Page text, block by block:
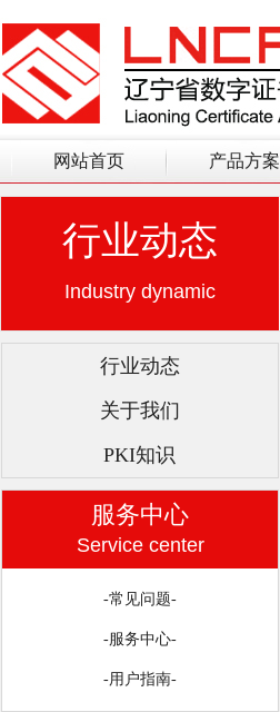
网站首页 产品方案
行业动态
Industry dynamic
行业动态
关于我们
PKI知识
服务中心
Service center
-常见问题-
-服务中心-
-用户指南-